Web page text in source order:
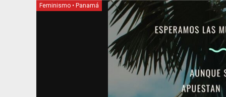
Feminismo • Panamá